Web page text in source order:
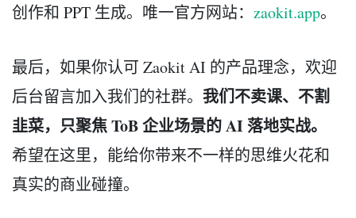
创作和 PPT 生成。唯一官方网站： zaokit.app。
最后，如果你认可 Zaokit AI 的产品理念，欢迎
后台留言加入我们的社群。 我们不卖课、不割
韭菜，只聚焦 ToB 企业场景的 AI 落地实战。
希望在这里，能给你带来不一样的思维火花和
真实的商业碰撞。